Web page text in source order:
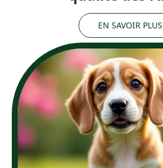
EN SAVOIR PLUS